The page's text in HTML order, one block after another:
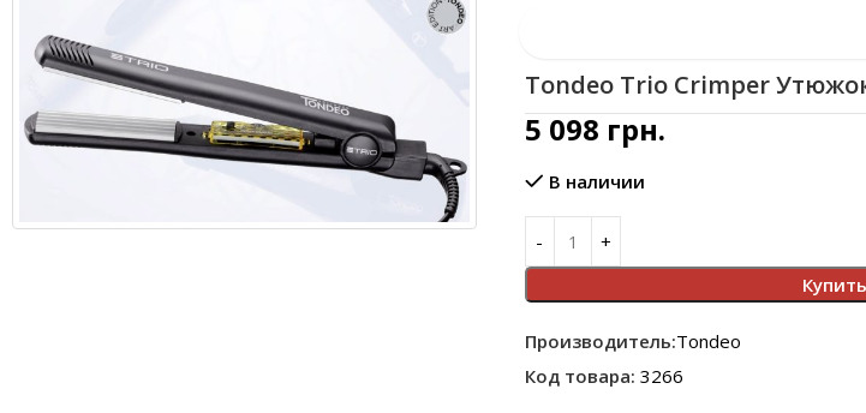
Tondeo Trio Crimper
5 098 грн.
В наличии
Купить
Производитель:Tondeo
Код товара: 3266